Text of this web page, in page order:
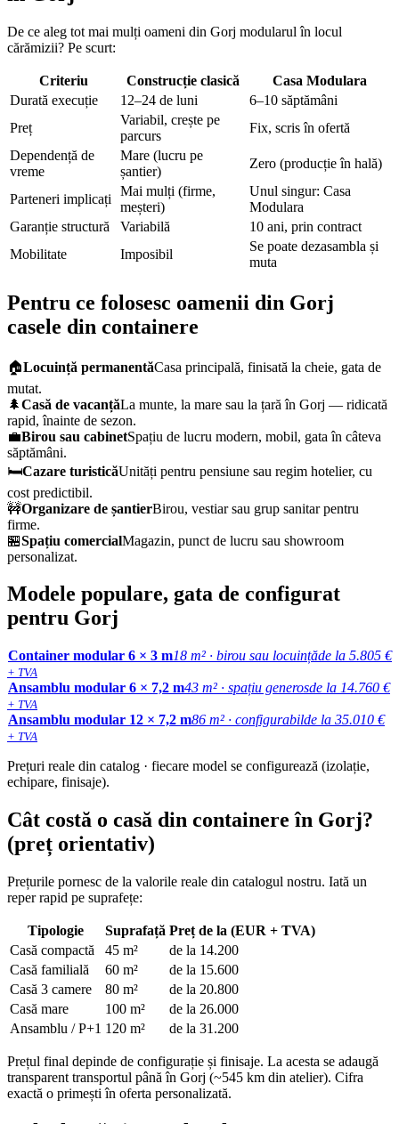
De ce aleg tot mai mulți oameni din Gorj modularul în locul
cărămizii? Pe scurt:
Criteriu Construcție clasică
Casa Modulara
Durată execuție
12–24 de luni
6–10 săptămâni
Preț
Variabil, crește pe
parcurs
Fix, scris în ofertă
Dependență de
vreme
Mare (lucru pe
șantier)
Zero (producție în hală)
Parteneri implicați
Mai mulți (firme,
meșteri)
Unul singur: Casa
Modulara
Garanție structură
Variabilă
10 ani, prin contract
Mobilitate
Imposibil
Se poate dezasambla și
muta
Pentru ce folosesc oamenii din Gorj
casele din containere
🏠Locuință permanentăCasa principală, finisată la cheie, gata de
mutat.
🌲Casă de vacanțăLa munte, la mare sau la țară în Gorj — ridicată
rapid, înainte de sezon.
💼Birou sau cabinetSpațiu de lucru modern, mobil, gata în câteva
săptămâni.
🛏️Cazare turisticăUnități pentru pensiune sau regim hotelier, cu
cost predictibil.
🚧Organizare de șantierBirou, vestiar sau grup sanitar pentru
firme.
🏪Spațiu comercialMagazin, punct de lucru sau showroom
personalizat.
Modele populare, gata de configurat
pentru Gorj
Container modular 6 × 3 m18 m² · birou sau locuințăde la 5.805 €
+ TVA
Ansamblu modular 6 × 7,2 m43 m² · spațiu generosde la 14.760 €
+ TVA
Ansamblu modular 12 × 7,2 m86 m² · configurabilde la 35.010 €
+ TVA
Prețuri reale din catalog · fiecare model se configurează (izolație,
echipare, finisaje).
Cât costă o casă din containere în Gorj?
(preț orientativ)
Prețurile pornesc de la valorile reale din catalogul nostru. Iată un
reper rapid pe suprafețe:
Tipologie Suprafață Preț de la (EUR + TVA)
Casă compactă
45 m²
de la 14.200
Casă familială
60 m²
de la 15.600
Casă 3 camere
80 m²
de la 20.800
Casă mare
100 m²
de la 26.000
Ansamblu / P+1 120 m² de la 31.200
Prețul final depinde de configurație și finisaje. La acesta se adaugă
transparent transportul până în Gorj (~545 km din atelier). Cifra
exactă o primești în oferta personalizată.